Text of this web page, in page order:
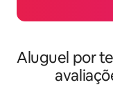
Aluguel por